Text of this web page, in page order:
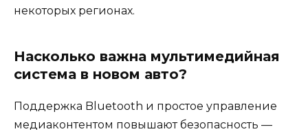
некоторых регионах.
Насколько важна мультимедийная
система в новом авто?
Поддержка Bluetooth и простое управление
медиаконтентом повышают безопасность —